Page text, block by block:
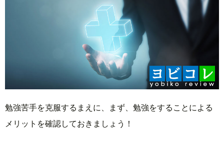
勉強苦手を克服するまえに、まず、勉強をすることによる
メリットを確認しておきましょう！